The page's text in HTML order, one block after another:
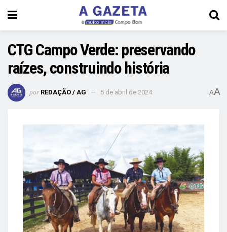
CTG Campo Verde: preservando
raízes, construindo história
por REDAÇÃO / AG 5 de abril de 2024 AA